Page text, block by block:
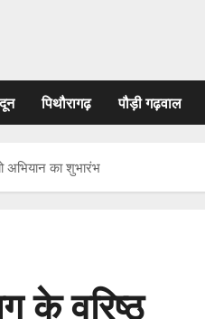
पिथौरागढ़ पौड़ी गढ़वाल
अभियान का शुभारंभ
के वरिष्ठ